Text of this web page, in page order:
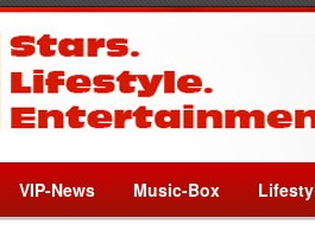
VIP-News Music-Box